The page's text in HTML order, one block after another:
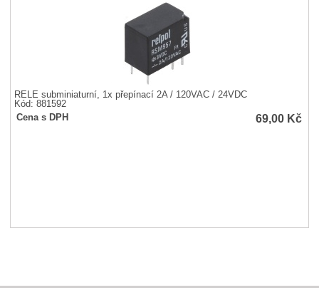
RELÉ subminiaturní, 1x přepínací 2A / 120VAC / 24VDC
Kód: 881592
Cena s DPH
69,00 Kč